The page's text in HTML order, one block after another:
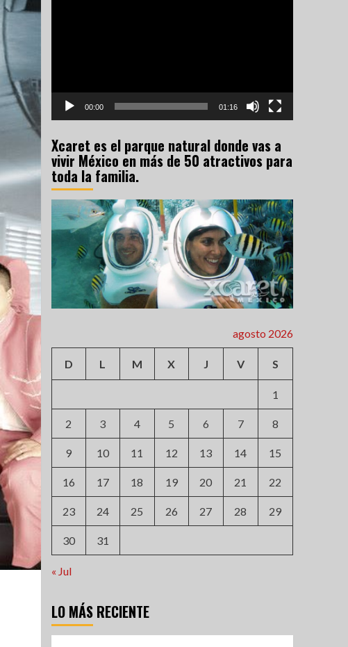
00:00 01:16
Xcaret es el parque natural donde vas a
vivir México en más de 50 atractivos para
toda la familia.
agosto 2026
D L M X J V S
1
2 3 4 5 6 7 8
9 10 11 12 13 14 15
16 17 18 19 20 21 22
23 24 25 26 27 28 29
30 31
« Jul
LO MÁS RECIENTE